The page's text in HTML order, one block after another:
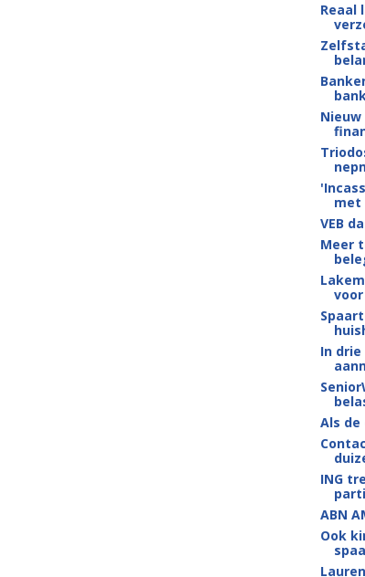
Reaal
met
VEB
Meer
In
Als
ING
ABN
Ook